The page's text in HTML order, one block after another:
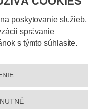
poskytovanie služieb,
správanie
s týmto súhlasíte.
údajov |Mapa stránky |